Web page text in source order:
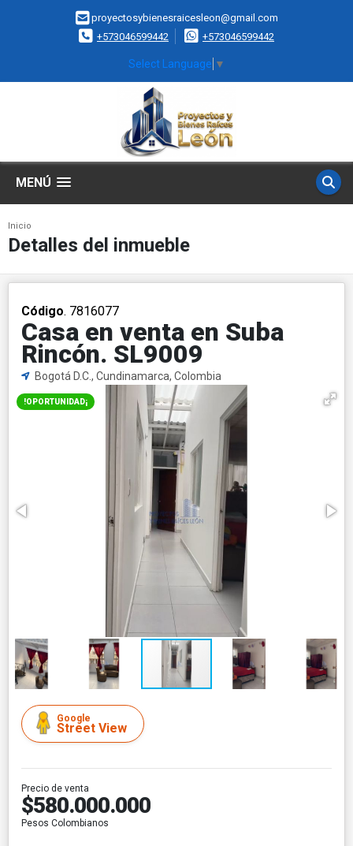
proyectosybienesraicesleon@gmail.com
+573046599442
+573046599442
Select Language ▼
MENÚ
Inicio
Detalles del inmueble
Código. 7816077
Casa en venta en Suba
Rincón. SL9009
Bogotá D.C., Cundinamarca, Colombia
!OPORTUNIDAD¡
Google
Street View
Precio de venta
$580.000.000
Pesos Colombianos